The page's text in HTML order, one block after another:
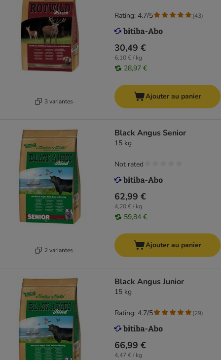
3 variantes
30,49 €
6,10 € / kg
28,97 €
Rating: 4.7/5 (43)
Ajouter au panier
2 variantes
Black Angus Senior
15 kg
62,99 €
4,20 € / kg
59,84 €
Not rated
Ajouter au panier
Black Angus Junior
15 kg
66,99 €
4,47 € / kg
Rating: 4.7/5 (29)